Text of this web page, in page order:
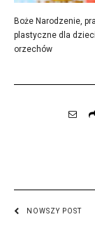
Boże Narodzenie,
plastyczne dla
orzechów
NOWSZY POST